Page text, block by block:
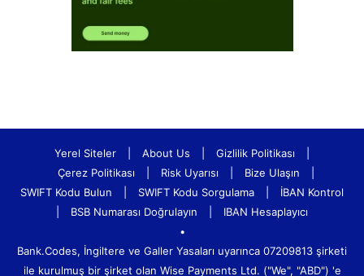
Yerel Siteler About Us Gizlilik Politikası
Çerez Politikası
Risk Uyarısı Bize Ulaşın
SWIFT Kodu Bulun
SWIFT Kodu Sorgulama
İBAN Kontrol
BSB Numarası Doğrulayın
IBAN Hesaplayıcı
•
Bank.Codes, İngiltere ve Galler Yasaları uyarınca 07209813 şirketi
ile kurulmuş bir şirket olan Wise Payments Ltd. ("We", "ABD") 'e